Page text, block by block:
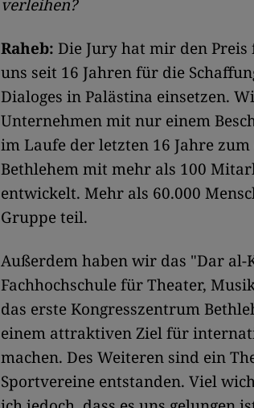
verleihen?
Raheb: Die Jury hat mir den
uns seit 16 Jahren für die
Dialoges in Palästina einsetzen.
Unternehmen mit nur einem
im Laufe der letzten 16 Jahre
Bethlehem mit mehr als 100
entwickelt. Mehr als 60.000
Gruppe teil.
Außerdem haben wir das "Dar al-
Fachhochschule für Theater,
das erste Kongresszentrum
einem attraktiven Ziel für
machen. Des Weiteren sind ein
Sportvereine entstanden. Viel